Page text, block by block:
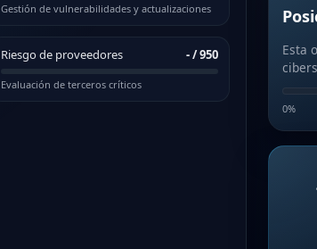
Gestión de vulnerabilidades y actualizaciones
Riesgo de proveedores -/ 950
Evaluación de terceros críticos
Esta
0%